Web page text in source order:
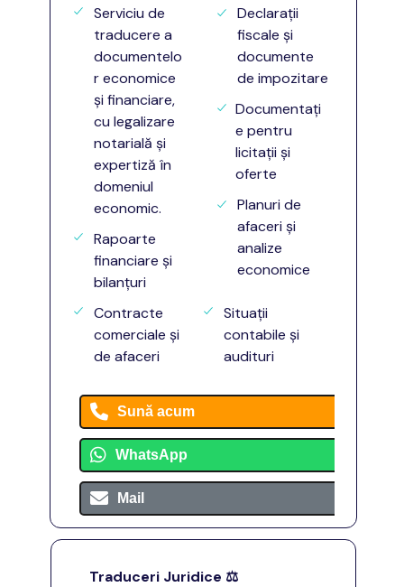
Sună acum
WhatsApp
Mail
Declarații
fiscale și
documente
de impozitare
Documentați
e pentru
licitații și
oferte
Planuri de
afaceri și
analize
economice
Serviciu de
traducere a
documentelo
r economice
și financiare,
cu legalizare
notarială și
expertiză în
domeniul
economic.
Rapoarte
financiare și
bilanțuri
Situații
contabile și
audituri
Contracte
comerciale și
de afaceri
Traduceri Juridice ⚖️